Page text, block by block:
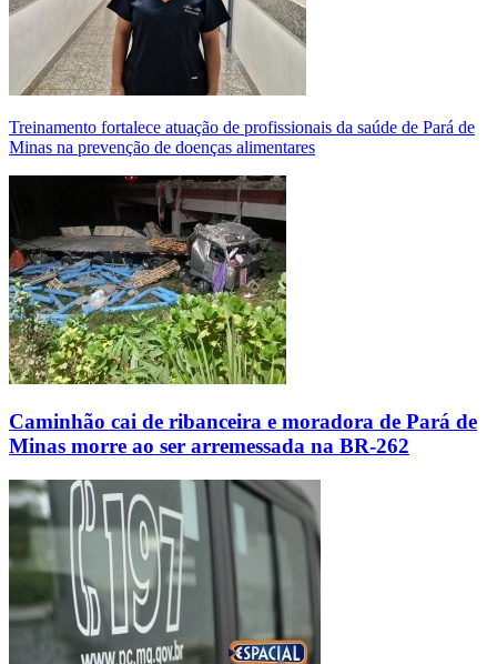
Treinamento fortalece atuação de profissionais da saúde de Pará de
Minas na prevenção de doenças alimentares
Caminhão cai de ribanceira e moradora de Pará de
Minas morre ao ser arremessada na BR-262